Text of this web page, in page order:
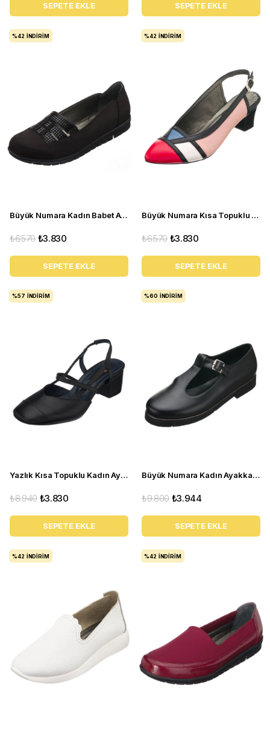
SEPETE EKLE SEPETE EKLE
Büyük Numara Kadın Babet Ayakkabı A8512 Siyah
₺3.830
₺6.570
SEPETE EKLE
%42 İNDIRIM
Büyük Numara Kısa Topuklu Kadın Stiletto ND97 Çok renkli
₺3.830
₺6.570
SEPETE EKLE
%42 İNDIRIM
Yazlık Kısa Topuklu Kadın Ayakkabı LTF00141 Siyah
₺3.830
₺8.940
SEPETE EKLE
%57 İNDIRIM
Büyük Numara Kadın Ayakkabı Babet MYG2002 siyah D
₺3.944
₺9.800
SEPETE EKLE
%60 İNDIRIM
%42 İNDIRIM %42 İNDIRIM